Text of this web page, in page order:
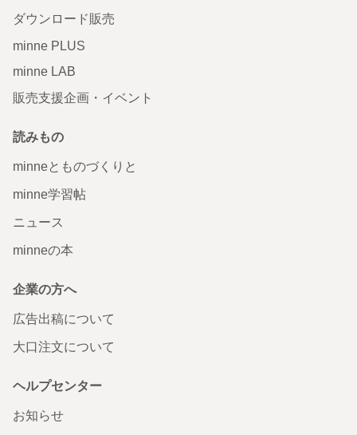
ダウンロード販売
minne PLUS
minne LAB
販売支援企画・イベント
読みもの
minneとものづくりと
minne学習帖
ニュース
minneの本
企業の方へ
広告出稿について
大口注文について
ヘルプセンター
お知らせ